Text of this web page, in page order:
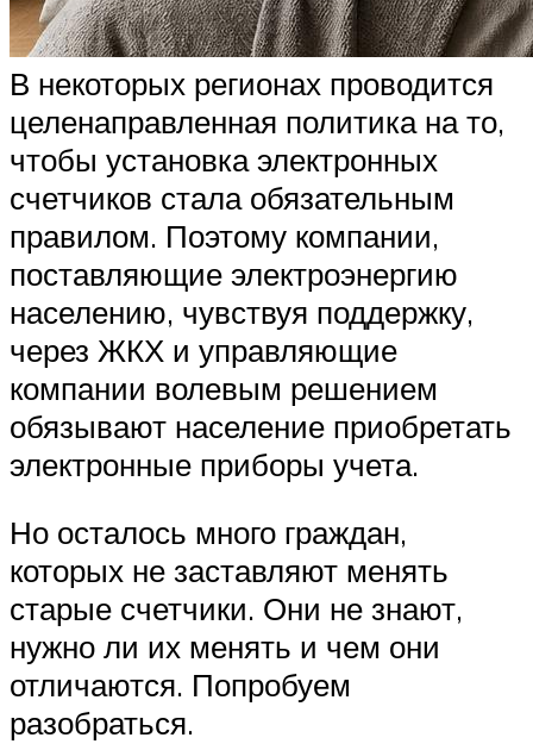
В некоторых регионах проводится
целенаправленная политика на то,
чтобы установка электронных
счетчиков стала обязательным
правилом. Поэтому компании,
поставляющие электроэнергию
населению, чувствуя поддержку,
через ЖКХ и управляющие
компании волевым решением
обязывают население приобретать
электронные приборы учета.
Но осталось много граждан,
которых не заставляют менять
старые счетчики. Они не знают,
нужно ли их менять и чем они
отличаются. Попробуем
разобраться.